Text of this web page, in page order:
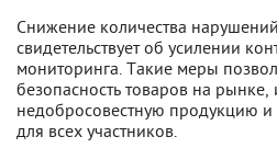
Снижение количества
свидетельствует об усилении
мониторинга. Такие меры
безопасность товаров на рынке,
недобросовестную продукцию и
для всех участников.